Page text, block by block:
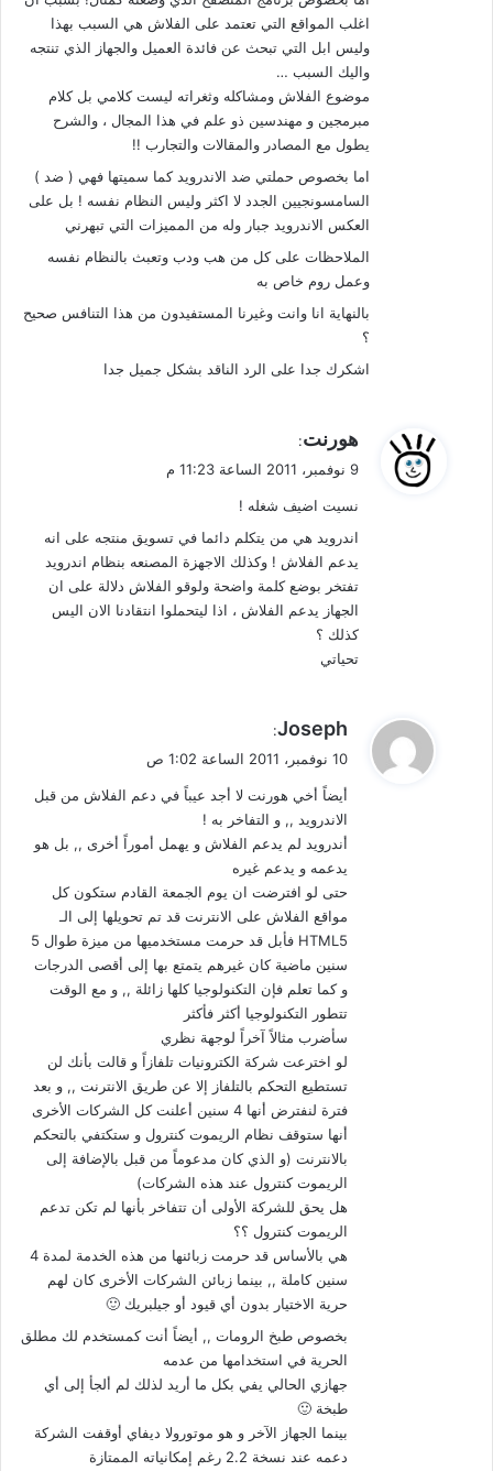
اغلب المواقع التي تعتمد على الفلاش هي السبب بهذا
وليس ابل التي تبحث عن فائدة العميل والجهاز الذي تنتجه
واليك السبب …
موضوع الفلاش ومشاكله وثغراته ليست كلامي بل كلام
مبرمجين و مهندسين ذو علم في هذا المجال ، والشرح
يطول مع المصادر والمقالات والتجارب !!
اما بخصوص حملتي ضد الاندرويد كما سميتها فهي ( ضد )
السامسونجيين الجدد لا اكثر وليس النظام نفسه ! بل على
العكس الاندرويد جبار وله من المميزات التي تبهرني
الملاحظات على كل من هب ودب وتعبث بالنظام نفسه
وعمل روم خاص به
بالنهاية انا وانت وغيرنا المستفيدون من هذا التنافس صحيح
؟
اشكرك جدا على الرد الناقد بشكل جميل جدا
ل
هورنت:
9 نوفمبر، 2011 الساعة 11:23 م
نسيت اضيف شغله !
اندرويد هي من يتكلم دائما في تسويق منتجه على انه
يدعم الفلاش ! وكذلك الاجهزة المصنعه بنظام اندرويد
تفتخر بوضع كلمة واضحة ولوقو الفلاش دلالة على ان
الجهاز يدعم الفلاش ، اذا ليتحملوا انتقادنا الان اليس
كذلك ؟
تحياتي
ي
ل
Joseph
:
10 نوفمبر، 2011 الساعة 1:02 ص
أيضاً أخي هورنت لا أجد عيباً في دعم الفلاش من قبل
الاندرويد ,, و التفاخر به !
أندرويد لم يدعم الفلاش و يهمل أموراً أخرى ,, بل هو
يدعمه و يدعم غيره
حتى لو افترضت ان يوم الجمعة القادم ستكون كل
مواقع الفلاش على الانترنت قد تم تحويلها إلى الـ
HTML5 فأبل قد حرمت مستخدميها من ميزة طوال 5
سنين ماضية كان غيرهم يتمتع بها إلى أقصى الدرجات
و كما تعلم فإن التكنولوجيا كلها زائلة ,, و مع الوقت
تتطور التكنولوجيا أكثر فأكثر
سأضرب مثالاً آخراً لوجهة نظري
لو اخترعت شركة الكترونيات تلفازاً و قالت بأنك لن
تستطيع التحكم بالتلفاز إلا عن طريق الانترنت ,, و بعد
فترة لنفترض أنها 4 سنين أعلنت كل الشركات الأخرى
أنها ستوقف نظام الريموت كنترول و ستكتفي بالتحكم
بالانترنت (و الذي كان مدعوماً من قبل بالإضافة إلى
الريموت كنترول عند هذه الشركات)
هل يحق للشركة الأولى أن تتفاخر بأنها لم تكن تدعم
الريموت كنترول ؟؟
هي بالأساس قد حرمت زبائنها من هذه الخدمة لمدة 4
سنين كاملة ,, بينما زبائن الشركات الأخرى كان لهم
حرية الاختيار بدون أي قيود أو جيلبريك 🙂
بخصوص طبخ الرومات ,, أيضاً أنت كمستخدم لك مطلق
الحرية في استخدامها من عدمه
جهازي الحالي يفي بكل ما أريد لذلك لم ألجأ إلى أي
طبخة 🙂
بينما الجهاز الآخر و هو موتورولا ديفاي أوقفت الشركة
دعمه عند نسخة 2.2 رغم إمكانياته الممتازة